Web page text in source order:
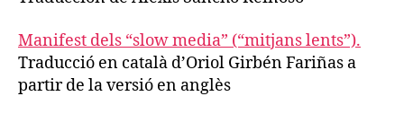
Manifest dels “slow media” (“mitjans lents”).
Traducció en català d’Oriol Girbén Fariñas a
partir de la versió en anglès